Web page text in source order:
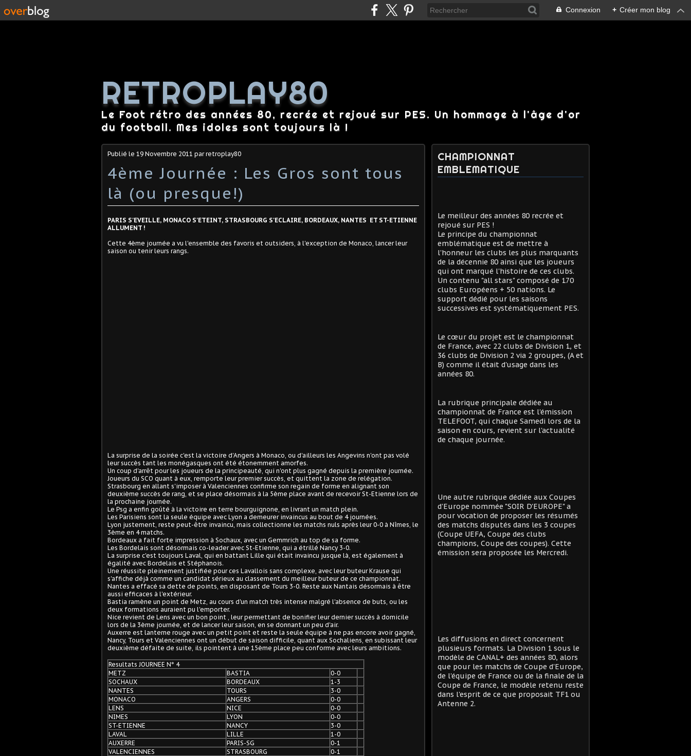
Connexion + Créer mon blog
RETROPLAY80
Le Foot rétro des années 80, recrée et rejoué sur PES. Un hommage à l'âge d'or
du football. Mes idoles sont toujours là !
Publié le 19 Novembre 2011 par retroplay80
4ème Journée : Les Gros sont tous
là (ou presque!)
PARIS S'EVEILLE, MONACO S'ETEINT, STRASBOURG S'ECLAIRE, BORDEAUX, NANTES ET ST-ETIENNE
ALLUMENT !
Cette 4ème journée a vu l'ensemble des favoris et outsiders, à l'exception de Monaco, lancer leur
saison ou tenir leurs rangs.
La surprise de la soirée c'est la victoire d'Angers à Monaco, ou d'ailleurs les Angevins n'ont pas volé
leur succès tant les monégasques ont été étonemment amorfes.
Un coup d'arrêt pour les joueurs de la principeauté, qui n'ont plus gagné depuis la première journée.
Joueurs du SCO quant à eux, remporte leur premier succès, et quittent la zone de relégation.
Strasbourg en allant s'imposer à Valenciennes confirme son regain de forme en alignant son
deuxième succès de rang, et se place désormais à la 5ème place avant de recevoir St-Etienne lors de
la prochaine journée.
Le Psg a enfin goûté à la victoire en terre bourguignone, en livrant un match plein.
Les Parisiens sont la seule équipe avec Lyon a demeurer invaincus au bout de 4 journées.
Lyon justement, reste peut-être invaincu, mais collectionne les matchs nuls après leur 0-0 à Nîmes, le
3ème en 4 matchs.
Bordeaux a fait forte impression à Sochaux, avec un Gemmrich au top de sa forme.
Les Bordelais sont désormais co-leader avec St-Etienne, qui a étrillé Nancy 3-0.
La surprise c'est toujours Laval, qui en battant Lille qui était invaincu jusque là, est également à
égalité avec Bordelais et Stéphanois.
Une réussite pleinement justifiée pour ces Lavallois sans complexe, avec leur buteur Krause qui
s'affiche déjà comme un candidat sérieux au classement du meilleur buteur de ce championnat.
Nantes a effacé sa dette de points, en disposant de Tours 3-0. Reste aux Nantais désormais à être
aussi efficaces à l'extérieur.
Bastia ramène un point de Metz, au cours d'un match très intense malgré l'absence de buts, ou les
deux formations auraient pu l'emporter.
Nice revient de Lens avec un bon point , leur permettant de bonifier leur dernier succès à domicile
lors de la 3ème journée, et de lancer leur saison, en se donnant un peu d'air.
Auxerre est lanterne rouge avec un petit point et reste la seule équipe à ne pas encore avoir gagné,
Nancy, Tours et Valenciennes ont un début de saison difficile, quant aux Sochaliens, en subissant leur
deuxième défaite de suite, ils pointent à une 15ème place peu conforme avec leurs ambitions.
Resultats JOURNEE N° 4
METZ
BASTIA
0-0
SOCHAUX
BORDEAUX
1-3
NANTES
TOURS
3-0
MONACO
ANGERS
0-0
LENS
NICE
0-0
NIMES
LYON
0-0
ST-ETIENNE
NANCY
3-0
LAVAL
LILLE
1-0
AUXERRE
PARIS-SG
0-1
VALENCIENNES
STRASBOURG 0-1
CHAMPIONNAT
EMBLEMATIQUE
Le meilleur des années 80 recrée et
rejoué sur PES !
Le principe du championnat
emblématique est de mettre à
l'honneur les clubs les plus marquants
de la décennie 80 ainsi que les joueurs
qui ont marqué l'histoire de ces clubs.
Un contenu "all stars" composé de 170
clubs Européens + 50 nations. Le
support dédié pour les saisons
successives est systématiquement PES.
Le cœur du projet est le championnat
de France, avec 22 clubs de Division 1, et
36 clubs de Division 2 via 2 groupes, (A et
B) comme il était d'usage dans les
années 80.
La rubrique principale dédiée au
championnat de France est l'émission
TELEFOOT, qui chaque Samedi lors de la
saison en cours, revient sur l'actualité
de chaque journée.
Une autre rubrique dédiée aux Coupes
d'Europe nommée "SOIR D'EUROPE" a
pour vocation de proposer les résumés
des matchs disputés dans les 3 coupes
(Coupe UEFA, Coupe des clubs
champions, Coupe des coupes). Cette
émission sera proposée les Mercredi.
Les diffusions en direct concernent
plusieurs formats. La Division 1 sous le
modèle de CANAL+ des années 80, alors
que pour les matchs de Coupe d'Europe,
de l'équipe de France ou de la finale de la
Coupe de France, le modèle retenu reste
dans l'esprit de ce que proposait TF1 ou
Antenne 2.